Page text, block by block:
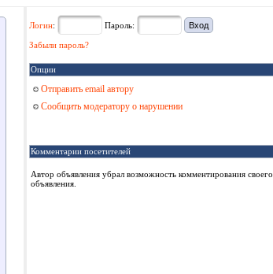
Логин: Пароль:
Забыли пароль?
Опции
Отправить email автору
Сообщить модератору о нарушении
Комментарии посетителей
Автор объявления убрал возможность комментирования своего
объявления.